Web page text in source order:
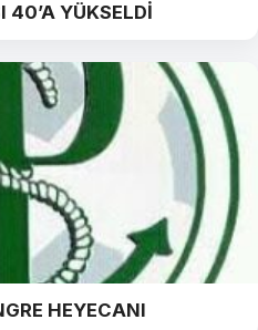
40’A YÜKSELDİ
HEYECANI